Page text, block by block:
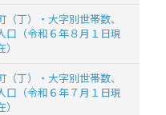
（丁）・大字別世帯数、
口（令和６年８月１日現
）
（丁）・大字別世帯数、
口（令和６年７月１日現
）